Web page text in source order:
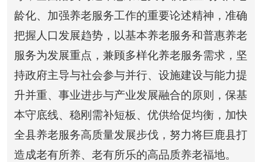
龄化、加强养老服务工作的重要论述精神，准确
把握人口发展趋势，以基本养老服务和普惠养老
服务为发展重点，兼顾多样化养老服务需求，坚
持政府主导与社会参与并行、设施建设与能力提
升并重、事业进步与产业发展融合的原则，保基
本守底线、稳刚需补短板、优供给促均衡，加快
全县养老服务高质量发展步伐，努力将巨鹿县打
造成老有所养、老有所乐的高品质养老福地。